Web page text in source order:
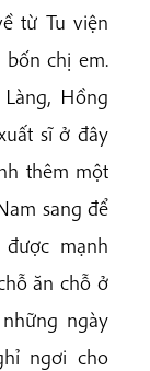
từ Tu viện
chị em.
Hồng
sĩ ở đây
thêm một
sang để
mạnh
ăn chỗ ở
ngày
ngơi cho